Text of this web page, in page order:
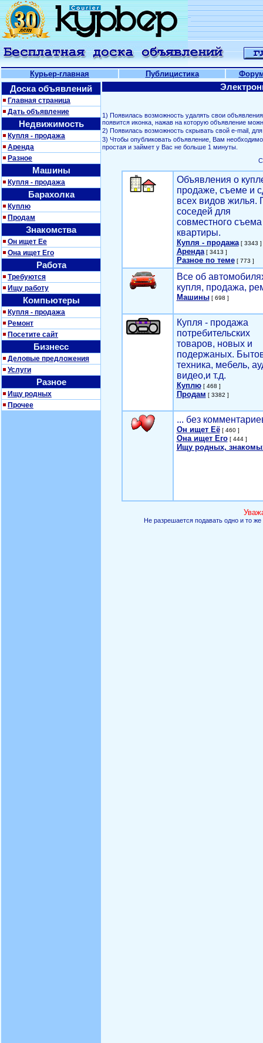
Курьер-главная Публицистика
Доска объявлений
Главная страница
Дать объявление
Недвижимость
Купля - продажа
Аренда
Разное
Машины
Купля - продажа
Барахолка
Куплю
Продам
Знакомства
Он ищет Ее
Она ищет Его
Работа
Требуются
Ищу работу
Компьютеры
Купля - продажа
Ремонт
Посетите сайт
Бизнесс
Деловые предложения
Услуги
Разное
Ищу родных
Прочее
1) Появилась возможность удалять свои
появится иконка, нажав на которую объявление
2) Появилась возможность скрывать свой е-mail,
3) Чтобы опубликовать объявление, Вам
простая и займет у Вас не больше 1 минуты.
Объявления о
продаже, съеме и
всех видов жилья.
соседей для
совместного съема
квартиры.
Купля - продажа[ 3343 ]
Аренда[ 3413 ]
Разное по теме[ 773 ]
Все об
купля, продажа,
Машины[ 698 ]
Купля - продажа
потребительских
товаров, новых и
подержаных.
техника, мебель,
видео,и т.д.
Куплю[ 468 ]
Продам [ 3382 ]
... без
Он ищет Её[ 460 ]
Она ищет Его[ 444 ]
Ищу родных,
Не разрешается подавать одно и то